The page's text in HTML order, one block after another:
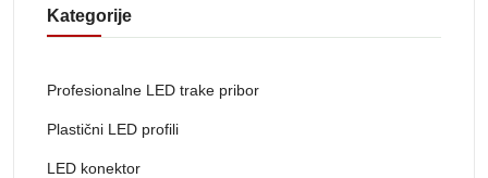
Kategorije
Profesionalne LED trake pribor
Plastični LED profili
LED konektor